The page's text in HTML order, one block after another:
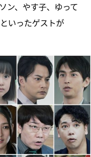
ン、やす子、ゆって
いったゲストが